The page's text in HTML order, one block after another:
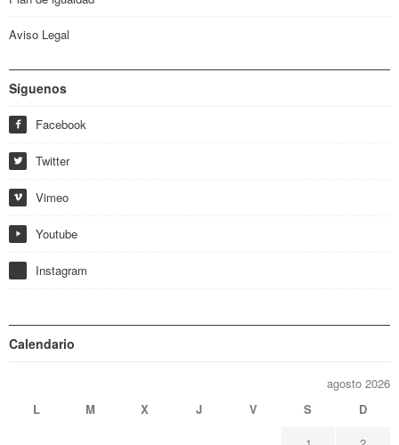
Aviso Legal
Síguenos
f Facebook
w Twitter
i Vimeo
y Youtube
Instagram
Calendario
agosto 2026
L
M X J V S
D